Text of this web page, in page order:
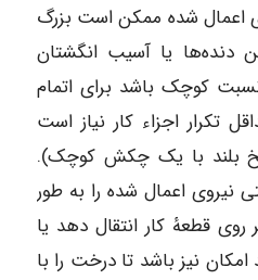
اعمال شده ممکن است بزرگ
دنده‌ها یا آسیب انگشتان
کوچک باشد برای اتمام
تکرار اجزاء کار نیاز است
بلند با یک چکش کوچک).
نیروی اعمال شده را به طور
قطعهٔ کار انتقال دهد یا
امکان نیز باشد تا درخت را با